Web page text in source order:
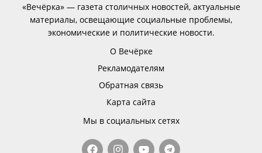
«Вечёрка» — газета столичных новостей, актуальные
материалы, освещающие социальные проблемы,
экономические и политические новости.
О Вечёрке
Рекламодателям
Обратная связь
Карта сайта
Мы в социальных сетях